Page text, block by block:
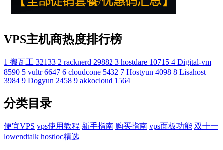
VPS主机商热度排行榜
1 搬瓦工 32133 2 racknerd 29882 3 hostdare 10715 4 Digital-vm
8590 5 vultr 6647 6 cloudcone 5432 7 Hostyun 4098 8 Lisahost
3984 9 Dogyun 2458 9 akkocloud 1564
分类目录
便宜VPS vps使用教程 新手指南 购买指南 vps面板功能 双十一
lowendtalk hostloc精选